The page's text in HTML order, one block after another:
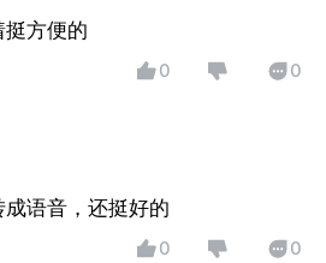
方便的
0 0
语音，还挺好的
0 0